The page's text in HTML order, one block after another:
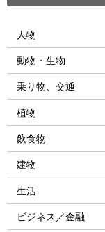
人物
動物・生物
乗り物、交通
植物
飲食物
建物
生活
ビジネス／金融